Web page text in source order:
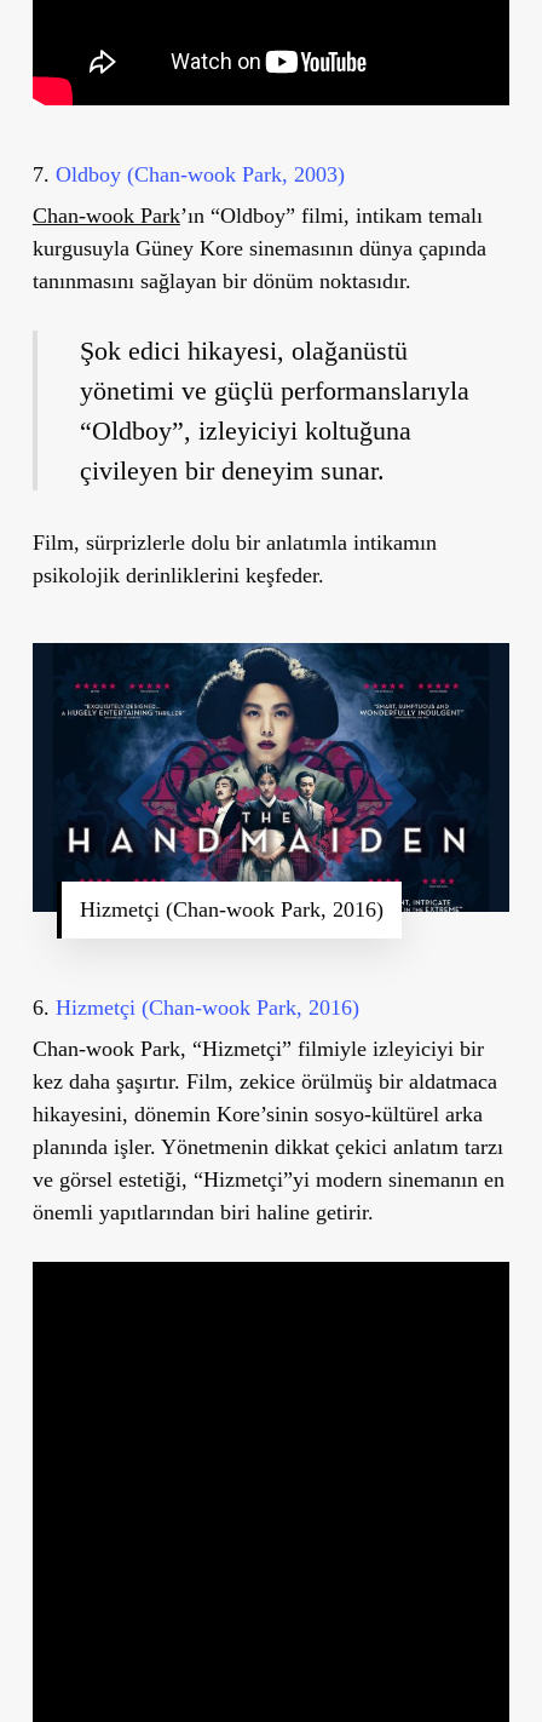
7. Oldboy (Chan-wook Park, 2003)
Chan-wook Park’ın “Oldboy” filmi, intikam temalı
kurgusuyla Güney Kore sinemasının dünya çapında
tanınmasını sağlayan bir dönüm noktasıdır.
Şok edici hikayesi, olağanüstü
yönetimi ve güçlü performanslarıyla
“Oldboy”, izleyiciyi koltuğuna
çivileyen bir deneyim sunar.
Film, sürprizlerle dolu bir anlatımla intikamın
psikolojik derinliklerini keşfeder.
Hizmetçi (Chan-wook Park, 2016)
6. Hizmetçi (Chan-wook Park, 2016)
Chan-wook Park, “Hizmetçi” filmiyle izleyiciyi bir
kez daha şaşırtır. Film, zekice örülmüş bir aldatmaca
hikayesini, dönemin Kore’sinin sosyo-kültürel arka
planında işler. Yönetmenin dikkat çekici anlatım tarzı
ve görsel estetiği, “Hizmetçi”yi modern sinemanın en
önemli yapıtlarından biri haline getirir.